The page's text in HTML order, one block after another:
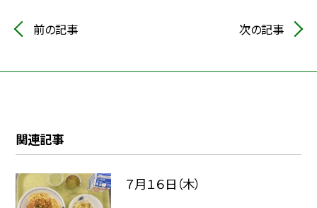
前の記事 次の記事
関連記事
７月１６日（木）